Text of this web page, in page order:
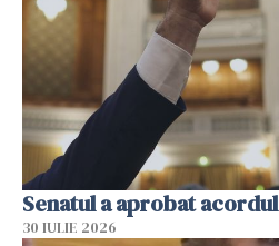
Senatul a aprobat acordul
30 IULIE 2026